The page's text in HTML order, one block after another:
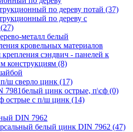
по дереву потай (37)
по дереву с
(27)
металл белый
кровельных материалов
сэндвич - панелей к
конструкциям (8)
ш сверло цинк (17)
7981белый цинк острые, п\сф (0)
острые с п/ш цинк (14)
DIN 7962
белый цинк DIN 7962 (47)